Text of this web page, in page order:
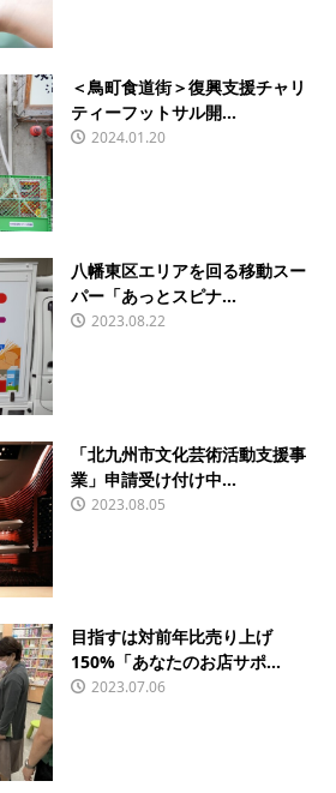
＜鳥町食道街＞復興支援チャリ
ティーフットサル開...
2024.01.20
八幡東区エリアを回る移動スー
パー「あっとスピナ...
2023.08.22
「北九州市文化芸術活動支援事
業」申請受け付け中...
2023.08.05
目指すは対前年比売り上げ
150%「あなたのお店サポ...
2023.07.06